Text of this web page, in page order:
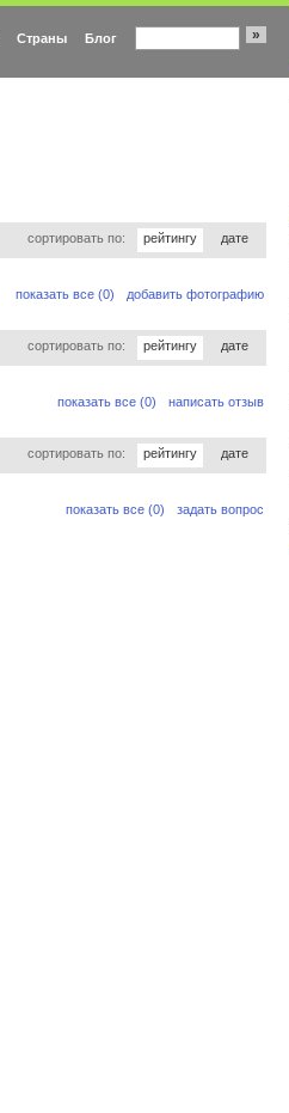
Страны Блог »
сортировать по: рейтингу дате
добавить фотографию
показать все (0)
сортировать по: рейтингу дате
написать отзыв
показать все (0)
сортировать по: рейтингу дате
задать вопрос
показать все (0)